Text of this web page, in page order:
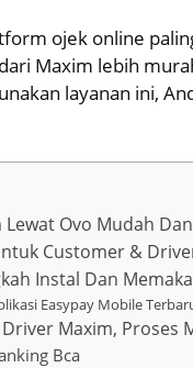
ojek online
Maxim lebih
layanan ini,
Ovo Mudah
Customer &
Instal Dan
Easypay Mobile
Maxim, Proses
Bca